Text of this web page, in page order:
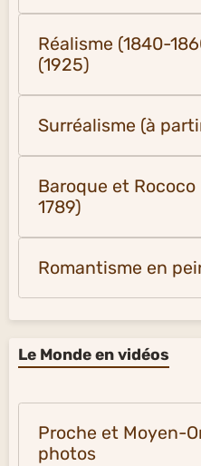
Réalisme (1840-
(1925)
Surréalisme (à
Baroque et
1789)
Romantisme en
Le Monde en vidéos
Proche et Moyen-
photos